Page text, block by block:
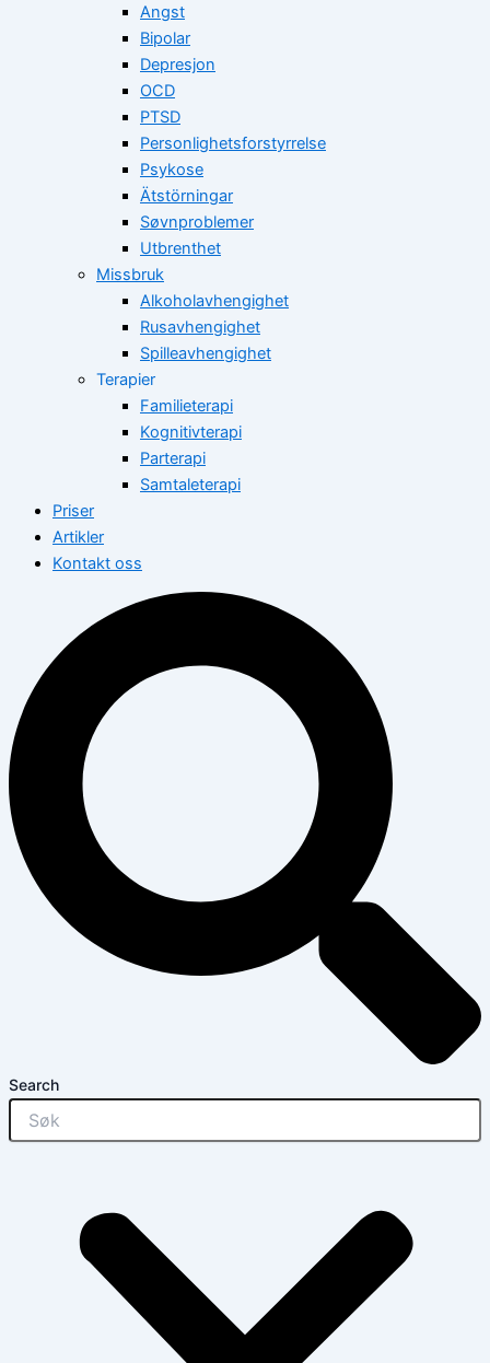
Angst
Bipolar
Depresjon
OCD
PTSD
Personlighetsforstyrrelse
Psykose
Ätstörningar
Søvnproblemer
Utbrenthet
Missbruk
Alkoholavhengighet
Rusavhengighet
Spilleavhengighet
Terapier
Familieterapi
Kognitivterapi
Parterapi
Samtaleterapi
Priser
Artikler
Kontakt oss
Search